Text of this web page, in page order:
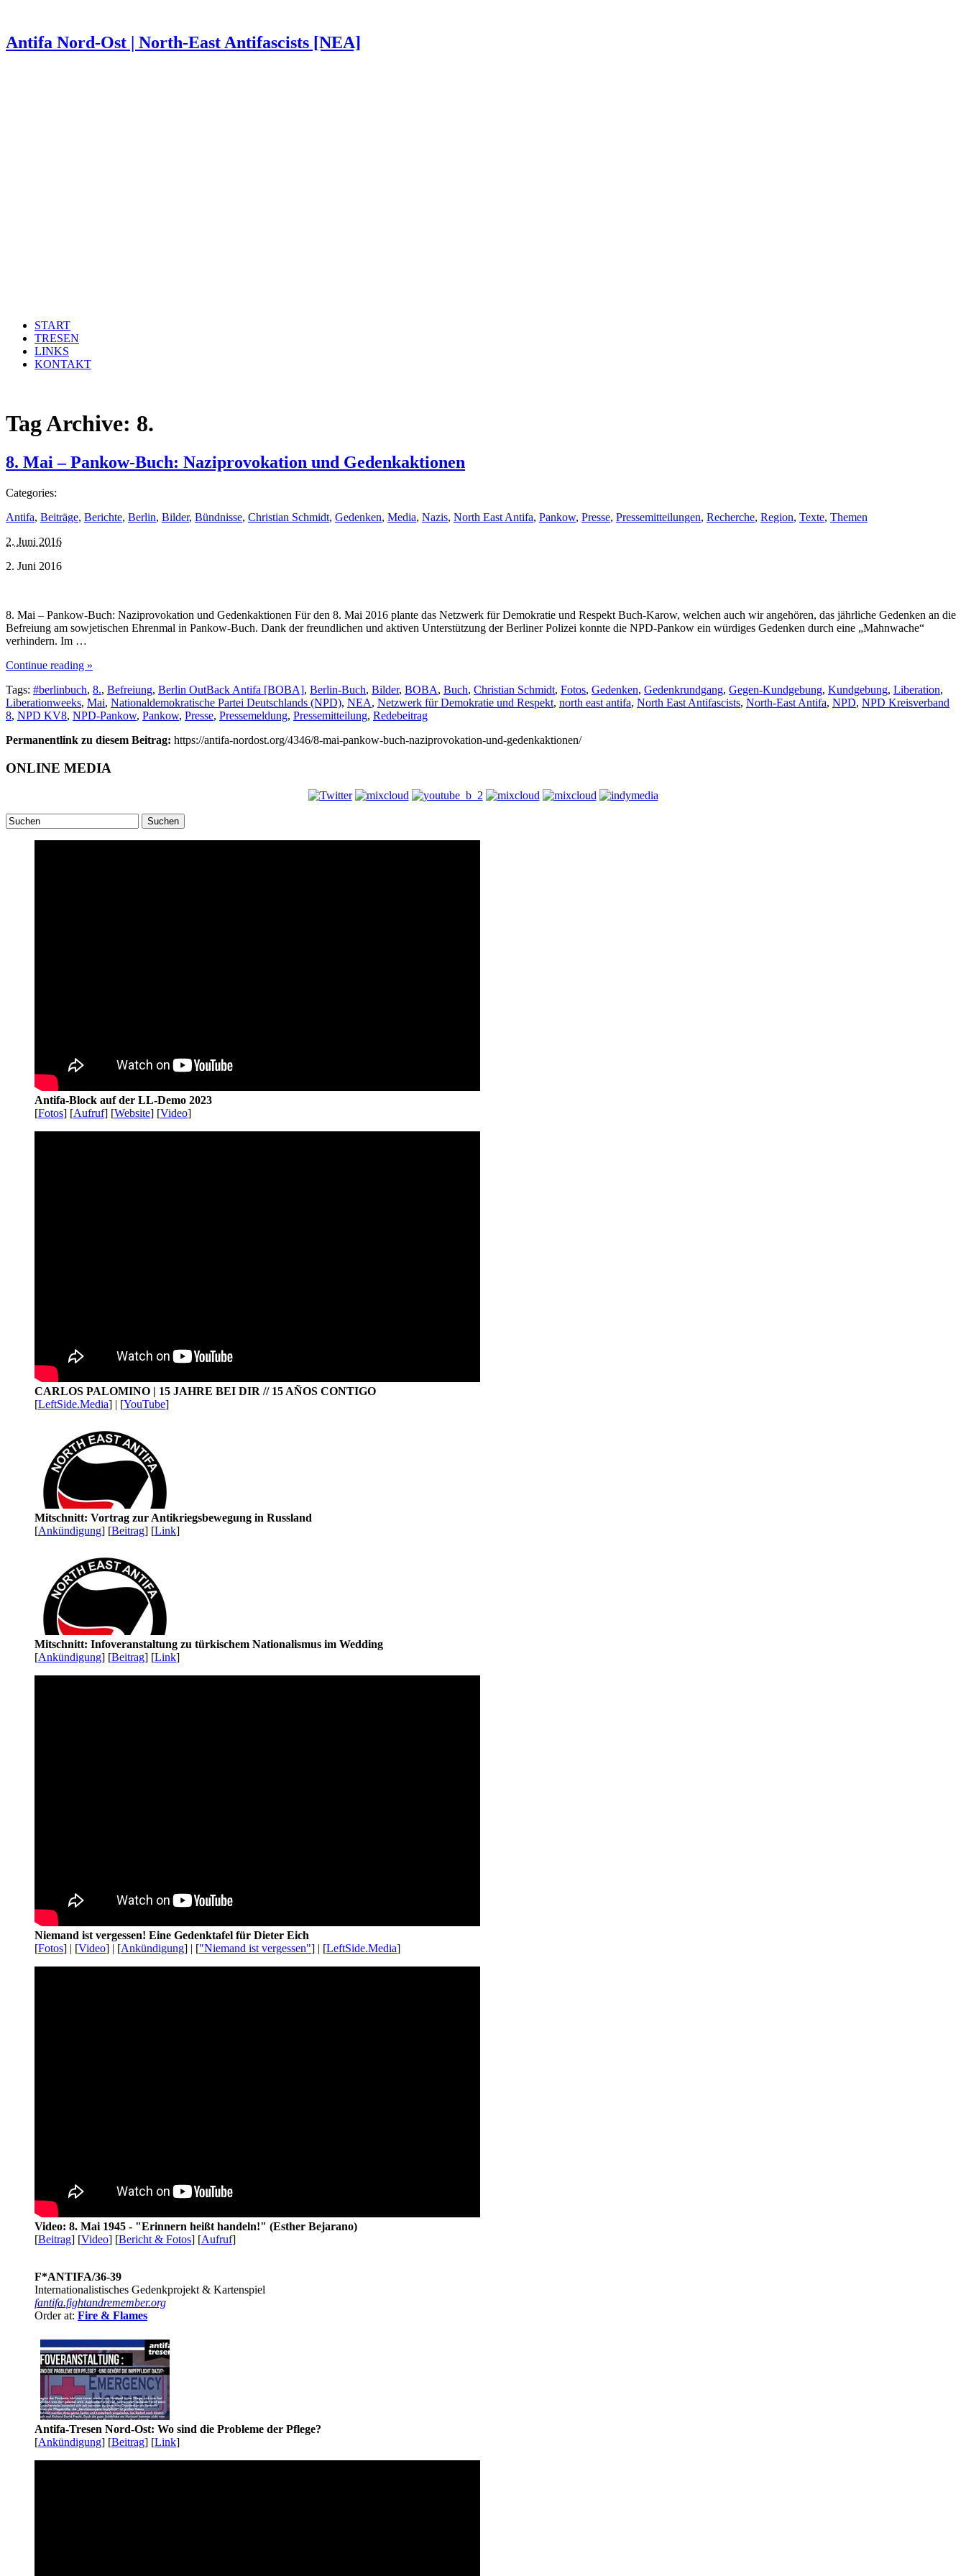
Antifa Nord-Ost | North-East Antifascists [NEA]
START
TRESEN
LINKS
KONTAKT
Tag Archive: 8.
8. Mai – Pankow-Buch: Naziprovokation und Gedenkaktionen
Categories:
Antifa, Beiträge, Berichte, Berlin, Bilder, Bündnisse, Christian Schmidt, Gedenken, Media, Nazis, North East Antifa, Pankow, Presse, Pressemitteilungen, Recherche, Region, Texte, Themen
2. Juni 2016
2. Juni 2016
8. Mai – Pankow-Buch: Naziprovokation und Gedenkaktionen Für den 8. Mai 2016 plante das Netzwerk für Demokratie und Respekt Buch-Karow, welchen auch wir angehören, das jährliche Gedenken an die
Befreiung am sowjetischen Ehrenmal in Pankow-Buch. Dank der freundlichen und aktiven Unterstützung der Berliner Polizei konnte die NPD-Pankow ein würdiges Gedenken durch eine „Mahnwache“
verhindern. Im …
Continue reading »
Tags: #berlinbuch, 8., Befreiung, Berlin OutBack Antifa [BOBA], Berlin-Buch, Bilder, BOBA, Buch, Christian Schmidt, Fotos, Gedenken, Gedenkrundgang, Gegen-Kundgebung, Kundgebung, Liberation,
Liberationweeks, Mai, Nationaldemokratische Partei Deutschlands (NPD), NEA, Netzwerk für Demokratie und Respekt, north east antifa, North East Antifascists, North-East Antifa, NPD, NPD Kreisverband
8, NPD KV8, NPD-Pankow, Pankow, Presse, Pressemeldung, Pressemitteilung, Redebeitrag
Permanentlink zu diesem Beitrag: https://antifa-nordost.org/4346/8-mai-pankow-buch-naziprovokation-und-gedenkaktionen/
ONLINE MEDIA
Suchen
Antifa-Block auf der LL-Demo 2023
[Fotos] [Aufruf] [Website] [Video]
CARLOS PALOMINO | 15 JAHRE BEI DIR // 15 AÑOS CONTIGO
[LeftSide.Media] | [YouTube]
Mitschnitt: Vortrag zur Antikriegsbewegung in Russland
[Ankündigung] [Beitrag] [Link]
Mitschnitt: Infoveranstaltung zu türkischem Nationalismus im Wedding
[Ankündigung] [Beitrag] [Link]
Niemand ist vergessen! Eine Gedenktafel für Dieter Eich
[Fotos] | [Video] | [Ankündigung] | ["Niemand ist vergessen"] | [LeftSide.Media]
Video: 8. Mai 1945 - "Erinnern heißt handeln!" (Esther Bejarano)
[Beitrag] [Video] [Bericht & Fotos] [Aufruf]
F*ANTIFA/36-39
Internationalistisches Gedenkprojekt & Kartenspiel
fantifa.fightandremember.org
Order at: Fire & Flames
Antifa-Tresen Nord-Ost: Wo sind die Probleme der Pflege?
[Ankündigung] [Beitrag] [Link]